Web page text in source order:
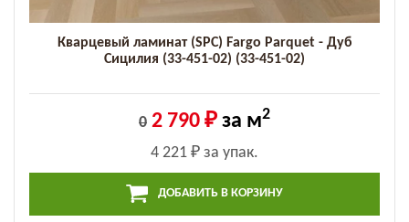
Кварцевый ламинат (SPC) Fargo Parquet - Дуб
Сицилия (33-451-02) (33-451-02)
0 2 790 ₽ за м2
4 221 ₽ за упак.
ДОБАВИТЬ В КОРЗИНУ